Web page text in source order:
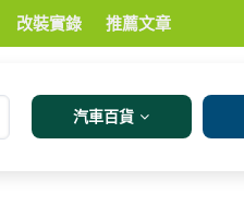
改裝實錄 推薦文章
汽車百貨